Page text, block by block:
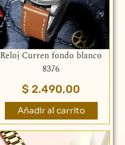
Reloj Curren fondo blanco
8376
$ 2.490,00
Añadir al carrito